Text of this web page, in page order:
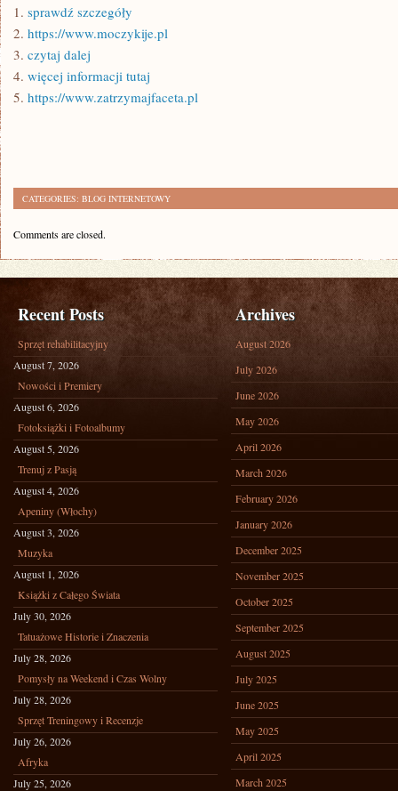
1. sprawdź szczegóły
2. https://www.moczykije.pl
3. czytaj dalej
4. więcej informacji tutaj
5. https://www.zatrzymajfaceta.pl
CATEGORIES: BLOG INTERNETOWY
Comments are closed.
Recent Posts
Sprzęt rehabilitacyjny
August 7, 2026
Nowości i Premiery
August 6, 2026
Fotoksiążki i Fotoalbumy
August 5, 2026
Trenuj z Pasją
August 4, 2026
Apeniny (Włochy)
August 3, 2026
Muzyka
August 1, 2026
Książki z Całego Świata
July 30, 2026
Tatuażowe Historie i Znaczenia
July 28, 2026
Pomysły na Weekend i Czas Wolny
July 28, 2026
Sprzęt Treningowy i Recenzje
July 26, 2026
Afryka
July 25, 2026
Archives
August 2026
July 2026
June 2026
May 2026
April 2026
March 2026
February 2026
January 2026
December 2025
November 2025
October 2025
September 2025
August 2025
July 2025
June 2025
May 2025
April 2025
March 2025